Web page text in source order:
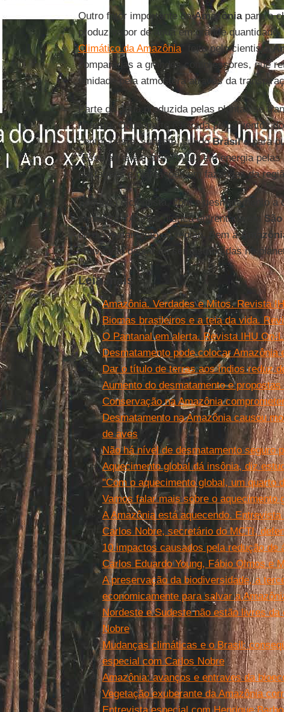
Outro fator importante daAmazôniapara o
produz vapor de água em grande
Climático da Amazônia” feito pelo cientista
comparadas a grandes compressores, que
umidade pela atmosfera através da
Parte da água produzida pelas plantas se
floresta. Outra parte é levada pelos ventos
centro-oeste, sudeste, sul doBrasile para
“Essa água é transformada em energia
pastagens e plantações em fazendas da
Segundo o cientista, com o desmatamento
eminente. “A crise hídrica enfrentada emSão
do desmatamento na região. Sem a
chuva vão deixar de ser distribuídas no
Leia mais
Amazônia. Verdades e Mitos. Revista
Biomas brasileiros e a teia da vida.
O Pantanal em alerta. Revista IHU On-
Desmatamento pode colocar Amazônia
Dar o título de terras aos índios reduz
Aumento do desmatamento e
Conservação na Amazônia
Desmatamento na Amazônia causou
de aves
Não há nível de desmatamento seguro
Aquecimento global dá insônia, diz
"Com o aquecimento global, um quarto
Vamos falar mais sobre o aquecimento
A Amazônia está aquecendo.
Carlos Nobre, secretário do MCTI,
10 impactos causados pela redução
Carlos Eduardo Young, Fábio Olmos e
A preservação da biodiversidade, a
economicamente para salvar a
Nordeste e Sudeste não estão livres
Nobre
Mudanças climáticas e o Brasil:
especial com Carlos Nobre
Amazônia: avanços e entraves da
Vegetação exuberante da Amazônia